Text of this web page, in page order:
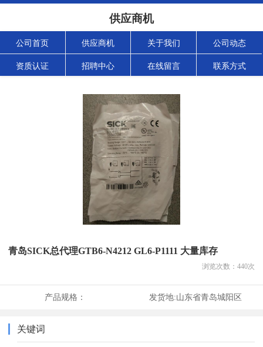
供应商机
公司首页 供应商机 关于我们 公司动态
资质认证 招聘中心 在线留言 联系方式
青岛SICK总代理GTB6-N4212 GL6-P1111 大量库存
浏览次数： 440次
产品规格： 发货地:山东省青岛城阳区
关键词